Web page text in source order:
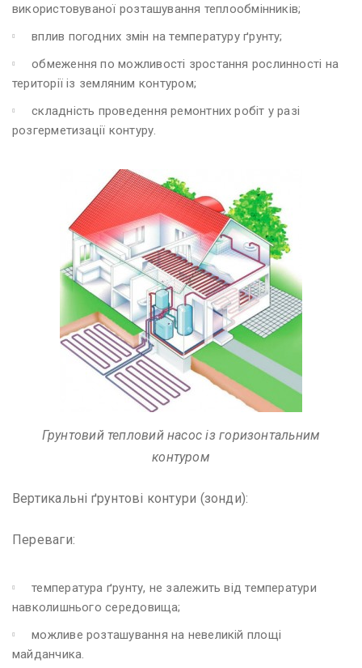
використовуваної розташування теплообмінників;
вплив погодних змін на температуру ґрунту;
обмеження по можливості зростання рослинності на
території із земляним контуром;
складність проведення ремонтних робіт у разі
розгерметизації контуру.
Грунтовий тепловий насос із горизонтальним
контуром
Вертикальні ґрунтові контури (зонди):
Переваги:
температура ґрунту, не залежить від температури
навколишнього середовища;
можливе розташування на невеликій площі
майданчика.